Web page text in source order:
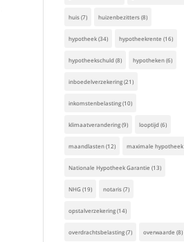
huis(7) huizenbezitters(8)
hypotheek(34) hypotheekrente (16)
hypotheekschuld(8) hypotheken(6)
inboedelverzekering(21)
inkomstenbelasting(10)
klimaatverandering(9) looptijd(6)
maandlasten(12) maximale hypotheek
Nationale Hypotheek Garantie (13)
NHG(19) notaris(7)
opstalverzekering(14)
overdrachtsbelasting(7) overwaarde (8)